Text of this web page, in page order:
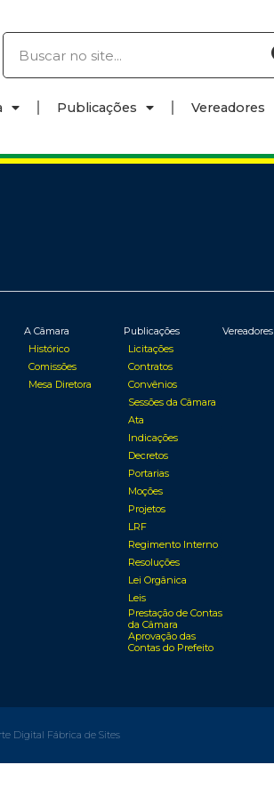
Publicações Vereadores
A Câmara
Histórico
Comissões
Mesa Diretora
Publicações
Licitações
Contratos
Convênios
Sessões da Câmara
Ata
Indicações
Decretos
Portarias
Moções
Projetos
LRF
Regimento Interno
Resoluções
Lei Orgânica
Leis
Prestação de Contas
da Câmara
Aprovação das
Contas do Prefeito
Vereadores
Digital Fábrica de Sites